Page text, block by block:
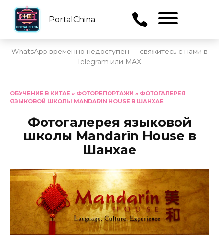
PortalChina
WhatsApp временно недоступен — свяжитесь с нами в
Telegram или MAX.
содержанию
ОБУЧЕНИЕ В КИТАЕ » ФОТОРЕПОРТАЖИ » ФОТОГАЛЕРЕЯ
ЯЗЫКОВОЙ ШКОЛЫ MANDARIN HOUSE В ШАНХАЕ
Фотогалерея языковой
школы Mandarin House в
Шанхае